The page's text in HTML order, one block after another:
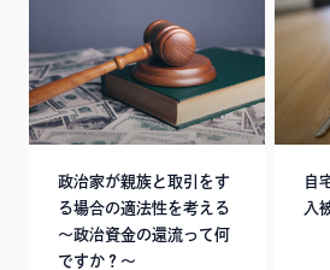
政治家が親族と取引をす
る場合の適法性を考える
～政治資金の還流って何
ですか？～
自
入